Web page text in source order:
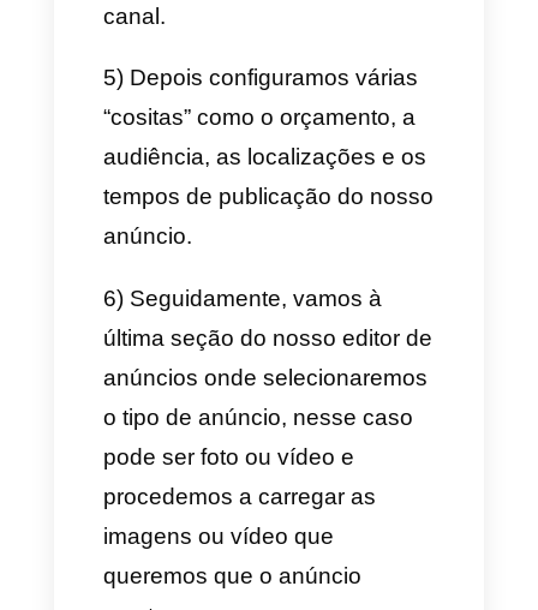
localização do anúncio,
5) Finalmente, agregue o
método de pagamento e a
informação. Depois complete o
6) Revise o anúncio e clique em
criar anúncio.
Uma vez seja aprovado, o seu
anúncio vai ser colocado no
canal que você tenha